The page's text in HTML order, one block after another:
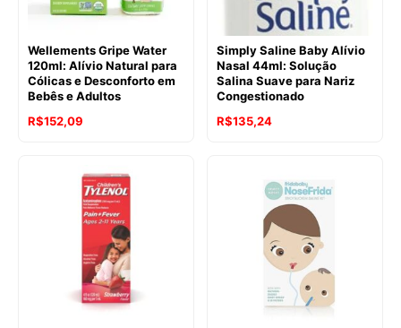
Wellements Gripe Water
120ml: Alívio Natural para
Cólicas e Desconforto em
Bebês e Adultos
O
R$189,79.
R$152,09
é:
R$152,09.
Simply Saline Baby Alívio
Nasal 44ml: Solução
Salina Suave para Nariz
Congestionado
R$135,24